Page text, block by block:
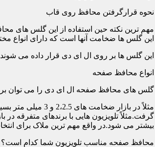
نحوه قرارگرفتن محافظ روی قاب
مهم ترین نکته حین استفاده از این گلس های
این گلس ها ضخامت آنها است که دارای انواع مختلفی
این گلس ها بر روی ال ای دی قرار داده می
انواع محافظ صفحه
گلس های محافظ صفحه ال ای دی را می توان
مثلاً در بازار
گرفت.مثلاً تلویزیون هایی با برندهای متفرقه
بیشتر می شود.در واقع مهم ترین ملاک برای
محافظ صفحه مناسب تلویزیون شما کدام است؟